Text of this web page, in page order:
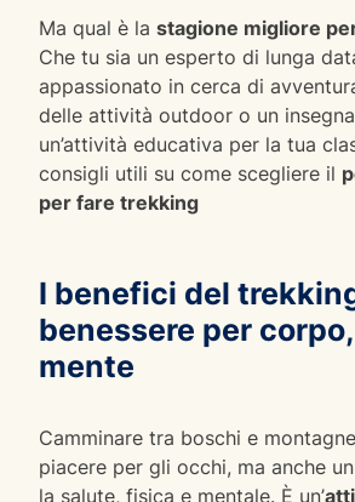
Ma qual è la stagione migliore
Che tu sia un esperto di lunga
appassionato in cerca di
delle attività outdoor o un
un’attività educativa per la tua
consigli utili su come scegliere il
per fare trekking
I benefici del
benessere per
mente
Camminare tra boschi e
piacere per gli occhi, ma anche
la salute, fisica e mentale. È un’